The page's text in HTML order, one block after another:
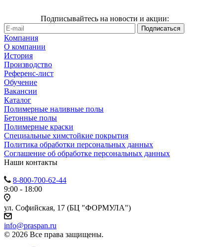
Подписывайтесь на новости и акции:
Компания
О компании
История
Производство
Референс-лист
Обучение
Вакансии
Каталог
Полимерные наливные полы
Бетонные полы
Полимерные краски
Специальные химстойкие покрытия
Политика обработки персональных данных
Cоглашение об обработке персональных данных
Наши контакты
8-800-700-62-44
9:00 - 18:00
ул. Софийская, 17 (БЦ "ФОРМУЛА")
info@praspan.ru
© 2026 Все права защищены.